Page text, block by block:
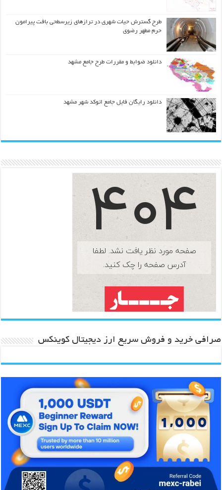
طرح گسترش حیات شهري در ترازهاي زیرسطحی بافت پیرامون
حرم مطهر رضوي
دانلود ضوابط و مقررات طرح جامع مشهد
دانلود رایگان فایل جامع اتوکد شهر مشهد
صرافی خرید و فروش سریع ارز دیجیتال کوینکس